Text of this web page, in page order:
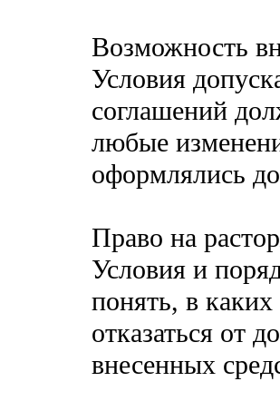
Возможность
Условия
соглашений
любые
оформлялись
Право на
Условия и
понять, в
отказаться от
внесенных